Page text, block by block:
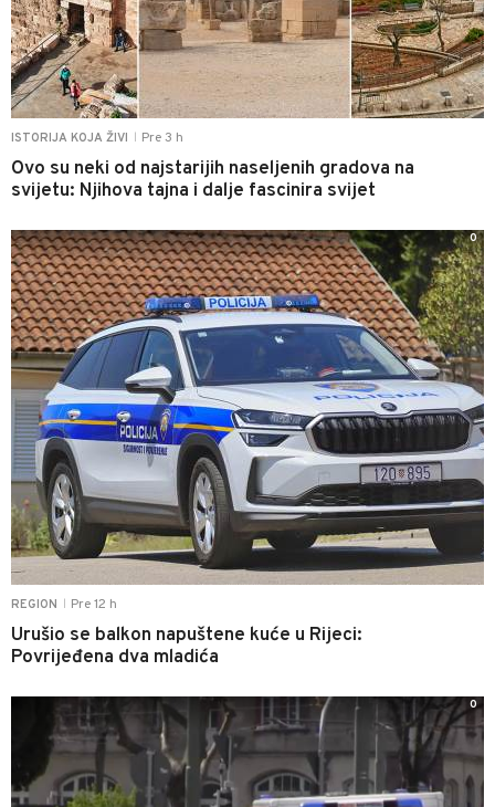
ISTORIJA KOJA ŽIVI Pre 3 h
Ovo su neki od najstarijih naseljenih gradova na
svijetu: Njihova tajna i dalje fascinira svijet
REGION Pre 12 h
Urušio se balkon napuštene kuće u Rijeci:
Povrijeđena dva mladića
0
0